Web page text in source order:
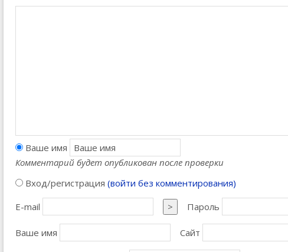
Ваше имя
Комментарий будет опубликован после проверки
Вход/регистрация (войти без комментирования)
E-mail
> Пароль
Ваше имя Сайт